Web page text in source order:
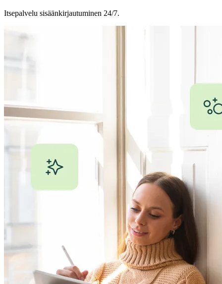
Itsepalvelu sisäänkirjautuminen 24/7.